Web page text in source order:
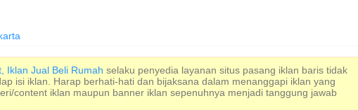
Iklan Jual Beli Rumah selaku penyedia layanan situs pasang iklan baris tidak
isi iklan. Harap berhati-hati dan bijaksana dalam menanggapi iklan yang
content iklan maupun banner iklan sepenuhnya menjadi tanggung jawab